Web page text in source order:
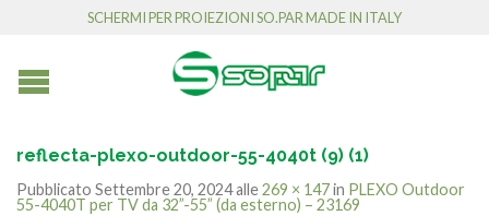
SCHERMI PER PROIEZIONI SO.PAR MADE IN ITALY
reflecta-plexo-outdoor-55-4040t (9) (1)
Pubblicato Settembre 20, 2024alle269 × 147in PLEXO Outdoor
55-4040T per TV da 32”-55” (da esterno) – 23169